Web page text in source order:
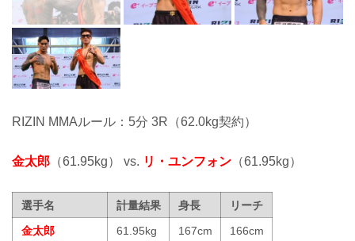
RIZIN MMAルール：5分 3R（62.0kg契約）
金太郎 （61.95kg） vs. リ・ユンフォン （61.95kg）
選手名 計量結果 身長
リーチ
金太郎
61.95kg 167cm
166cm